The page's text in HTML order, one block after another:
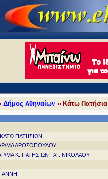
Δήμος Αθηναίων Κάτω Πατήσια
ΠΑΤΗΣΙΩΝ
ΜΑ ΔΡΟΣΟΠΟΥΛΟΥ
ΜΑ Κ. ΠΑΤΗΣΙΩΝ - ΑΓ. ΝΙΚΟΛΑΟΥ